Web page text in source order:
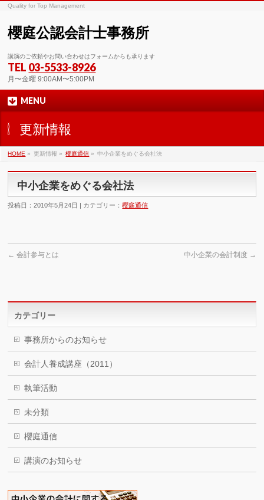
Quality for Top Management
櫻庭公認会計士事務所
講演のご依頼やお問い合わせはフォームからも承ります
TEL 03-5533-8926
月〜金曜 9:00AM〜5:00PM
MENU
更新情報
HOME » 更新情報 » 櫻庭通信 » 中小企業をめぐる会社法
中小企業をめぐる会社法
投稿日：2010年5月24日 | カテゴリー：櫻庭通信
← 会計参与とは 中小企業の会計制度 →
カテゴリー
事務所からのお知らせ
会計人養成講座（2011）
執筆活動
未分類
櫻庭通信
講演のお知らせ